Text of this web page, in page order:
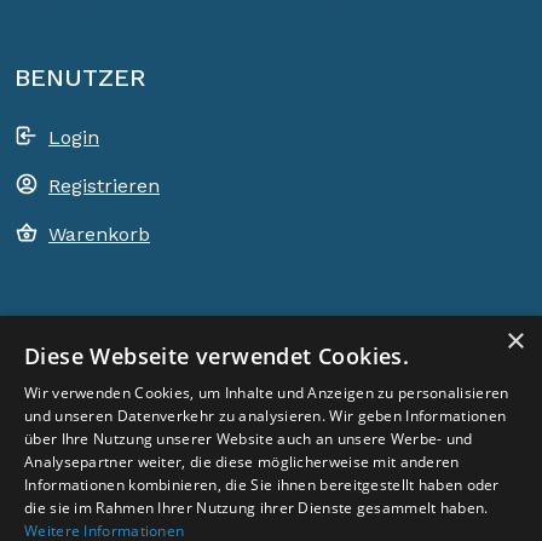
BENUTZER
Login
Registrieren
Warenkorb
ACEM WELTWEIT
LAND WÄHLEN
Germany
×
Diese Webseite verwendet Cookies.
Wir verwenden Cookies, um Inhalte und Anzeigen zu personalisieren
und unseren Datenverkehr zu analysieren. Wir geben Informationen
über Ihre Nutzung unserer Website auch an unsere Werbe- und
Analysepartner weiter, die diese möglicherweise mit anderen
Informationen kombinieren, die Sie ihnen bereitgestellt haben oder
die sie im Rahmen Ihrer Nutzung ihrer Dienste gesammelt haben.
Weitere Informationen